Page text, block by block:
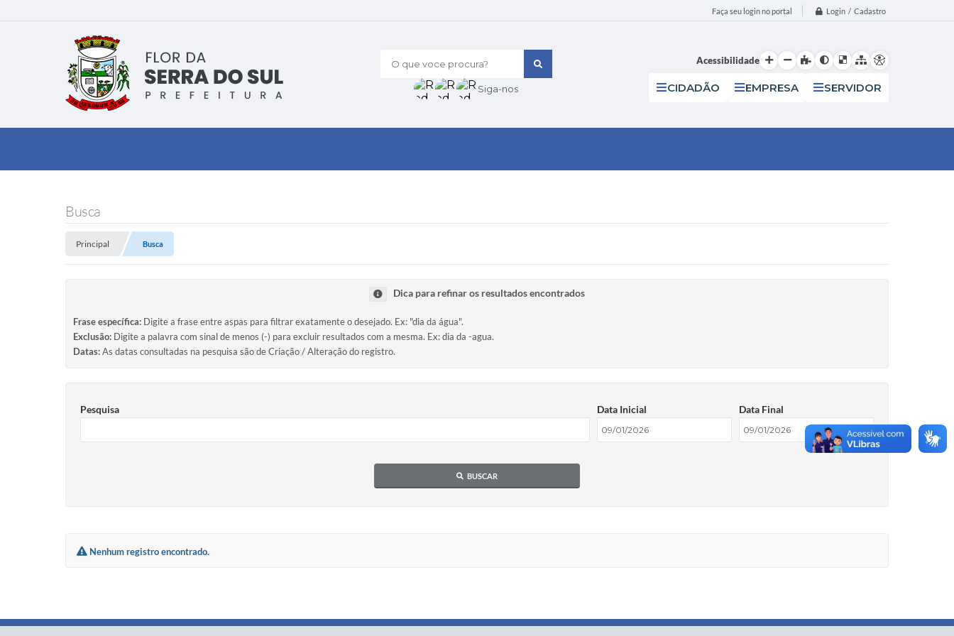
Faça seu login no portal Login / Cadastro
O que voce procura?
Siga-nos
Acessibilidade
CIDADÃO EMPRESA SERVIDOR
Busca
Principal Busca
Dica para refinar os resultados encontrados
Frase específica: Digite a frase entre aspas para filtrar exatamente o desejado. Ex: "dia da água".
Exclusão: Digite a palavra com sinal de menos (-) para excluir resultados com a mesma. Ex: dia da -agua.
Datas:As datas consultadas na pesquisa são de Criação / Alteração do registro.
Pesquisa Data Inicial Data Final
BUSCAR
Nenhum registro encontrado.